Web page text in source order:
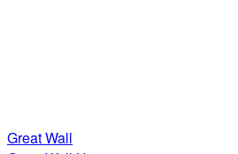
Great Wall